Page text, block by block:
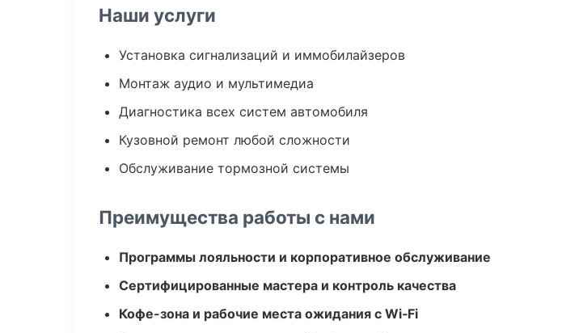
Наши услуги
Установка сигнализаций и иммобилайзеров
Монтаж аудио и мультимедиа
Диагностика всех систем автомобиля
Кузовной ремонт любой сложности
Обслуживание тормозной системы
Преимущества работы с нами
Программы лояльности и корпоративное обслуживание
Сертифицированные мастера и контроль качества
Кофе-зона и рабочие места ожидания с Wi‑Fi